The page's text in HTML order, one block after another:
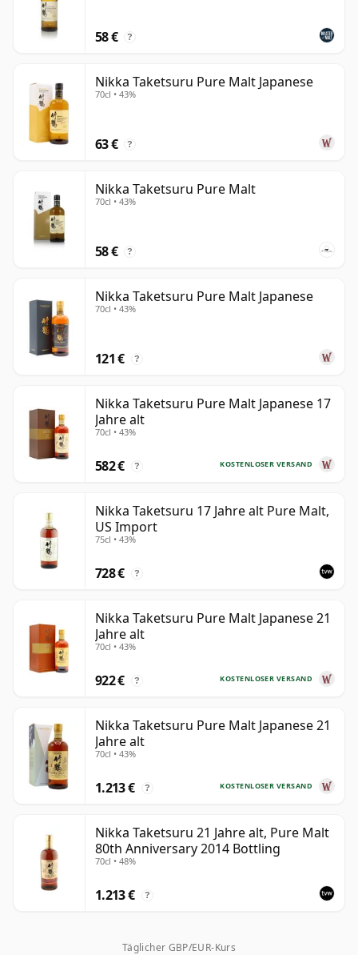
japanischen Whiskys, doch vielschichtig genug, um die
stille Präzision und Zurückhaltung zu zeigen, die Nikka
in seiner besten Form auszeichnen.
58 € ?
Nikka Taketsuru Pure Malt Japanese
70cl • 43%
63 € ?
Nikka Taketsuru Pure Malt
70cl • 43%
58 € ?
Nikka Taketsuru Pure Malt Japanese
70cl • 43%
121 € ?
Nikka Taketsuru Pure Malt Japanese 17
Jahre alt
70cl • 43%
KOSTENLOSER VERSAND
582 € ?
Nikka Taketsuru 17 Jahre alt Pure Malt,
US Import
75cl • 43%
728 € ?
Nikka Taketsuru Pure Malt Japanese 21
Jahre alt
70cl • 43%
KOSTENLOSER VERSAND
922 € ?
Nikka Taketsuru Pure Malt Japanese 21
Jahre alt
70cl • 43%
KOSTENLOSER VERSAND
1.213 € ?
Nikka Taketsuru 21 Jahre alt, Pure Malt
80th Anniversary 2014 Bottling
70cl • 48%
1.213 € ?
Täglicher GBP/EUR-Kurs